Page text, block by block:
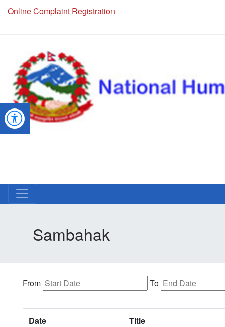
Online Complaint Registration
Sambahak
From To
Date Title